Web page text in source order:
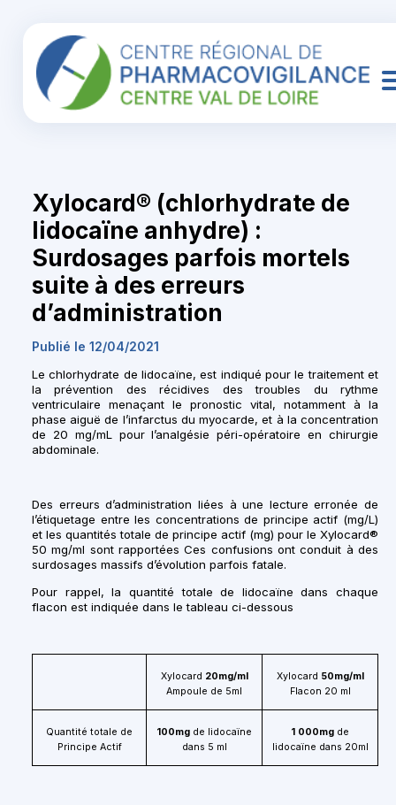
Xylocard® (chlorhydrate de
lidocaïne anhydre) :
Surdosages parfois mortels
suite à des erreurs
d’administration
Publié le 12/04/2021
Le chlorhydrate de lidocaïne, est indiqué pourle traitement et
la prévention des récidives des troubles du rythme
ventriculaire menaçant le pronostic vital, notamment à la
phase aiguë de l’infarctus du myocarde, et à la concentration
de 20 mg/mL pour l’analgésie péri-opératoire en chirurgie
abdominale.
Des erreurs d’administration liées à une lecture erronée de
l’étiquetage entre les concentrations de principe actif (mg/L)
et les quantités totale de principe actif (mg) pour le Xylocard®
50 mg/ml sont rapportées Ces confusions ont conduit à des
surdosages massifs d’évolution parfois fatale.
Pour rappel, la quantité totale de lidocaïne dans chaque
flacon est indiquée dans le tableau ci-dessous
Xylocard 20mg/ml
Ampoule de 5ml
Xylocard 50mg/ml
Flacon 20 ml
Quantité totale de
Principe Actif
100mg de lidocaïne
dans 5 ml
1 000mg de
lidocaïne dans 20ml